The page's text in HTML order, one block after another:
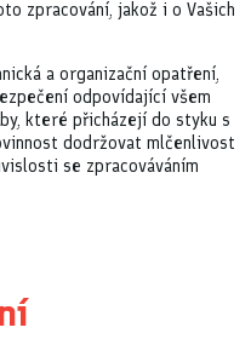
zpracování, jakož i o Vašich
a organizační opatření,
odpovídající všem
které přicházejí do styku s
dodržovat mlčenlivost
se zpracováváním